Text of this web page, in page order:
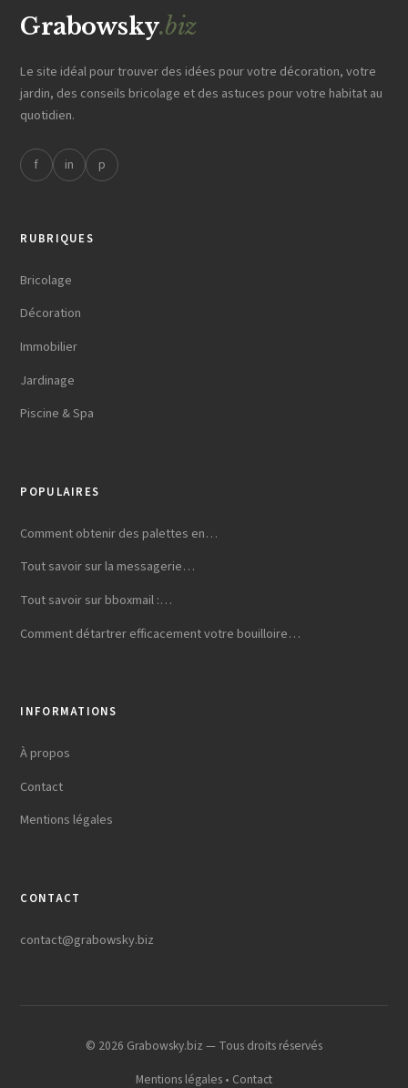
Grabowsky.biz
Le site idéal pour trouver des idées pour votre décoration, votre
jardin, des conseils bricolage et des astuces pour votre habitat au
quotidien.
f in p
RUBRIQUES
Bricolage
Décoration
Immobilier
Jardinage
Piscine & Spa
POPULAIRES
Comment obtenir des palettes en…
Tout savoir sur la messagerie…
Tout savoir sur bboxmail :…
Comment détartrer efficacement votre bouilloire…
INFORMATIONS
À propos
Contact
Mentions légales
CONTACT
contact@grabowsky.biz
© 2026 Grabowsky.biz — Tous droits réservés
Mentions légales • Contact